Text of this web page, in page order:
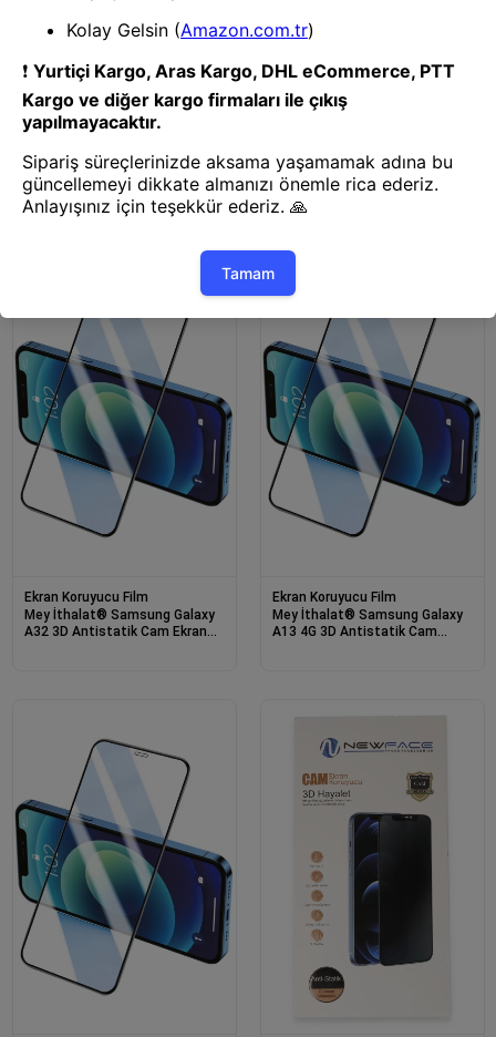
Mey İthalat® Samsung Galaxy
A32 3D Antistatik Hayalet Cam
Ekran Koruyucu
Mey İthalat® Redmi Note 11S
3D Antistatik Hayalet Cam
Ekran Koruyucu
Ekran Koruyucu Film
Mey İthalat® Samsung Galaxy
A32 3D Antistatik Cam Ekran
Ekran Koruyucu Film
Mey İthalat® Samsung Galaxy
A13 4G 3D Antistatik Cam